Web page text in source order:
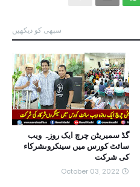
سبھی کو دیکھیں
گڈ سمیریٹن چرچ ایک روزہ ویب
سائٹ کورس میں سینکروںشرکاء
کی شرکت
October 03, 2022